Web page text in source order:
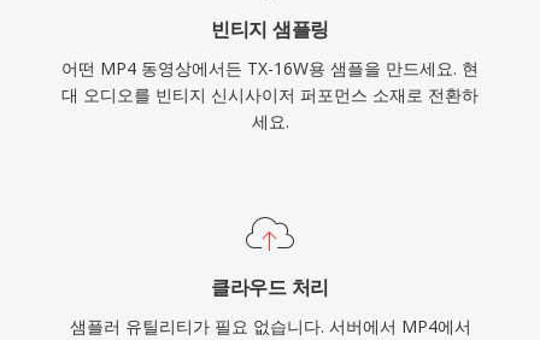
빈티지 샘플링
어떤 MP4 동영상에서든 TX-16W용 샘플을 만드세요. 현
대 오디오를 빈티지 신시사이저 퍼포먼스 소재로 전환하
세요.
클라우드 처리
샘플러 유틸리티가 필요 없습니다. 서버에서 MP4에서